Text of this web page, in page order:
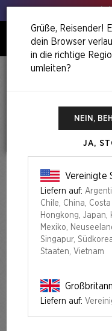
Home Camp Totally
FEATURING: PEACH
Grüße, Reisender!
dein Browser
in die richtige
umleiten?
NEIN,
JA,
Vereinigte
Liefern auf:
Chile, China,
Hongkong, Japan,
Mexiko,
Singapur,
Staaten, Vietnam
Liefern auf: